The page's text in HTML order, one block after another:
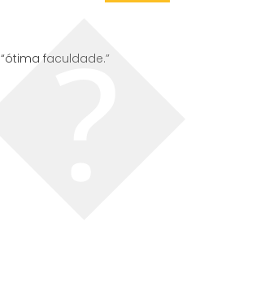
“ótima faculdade.”